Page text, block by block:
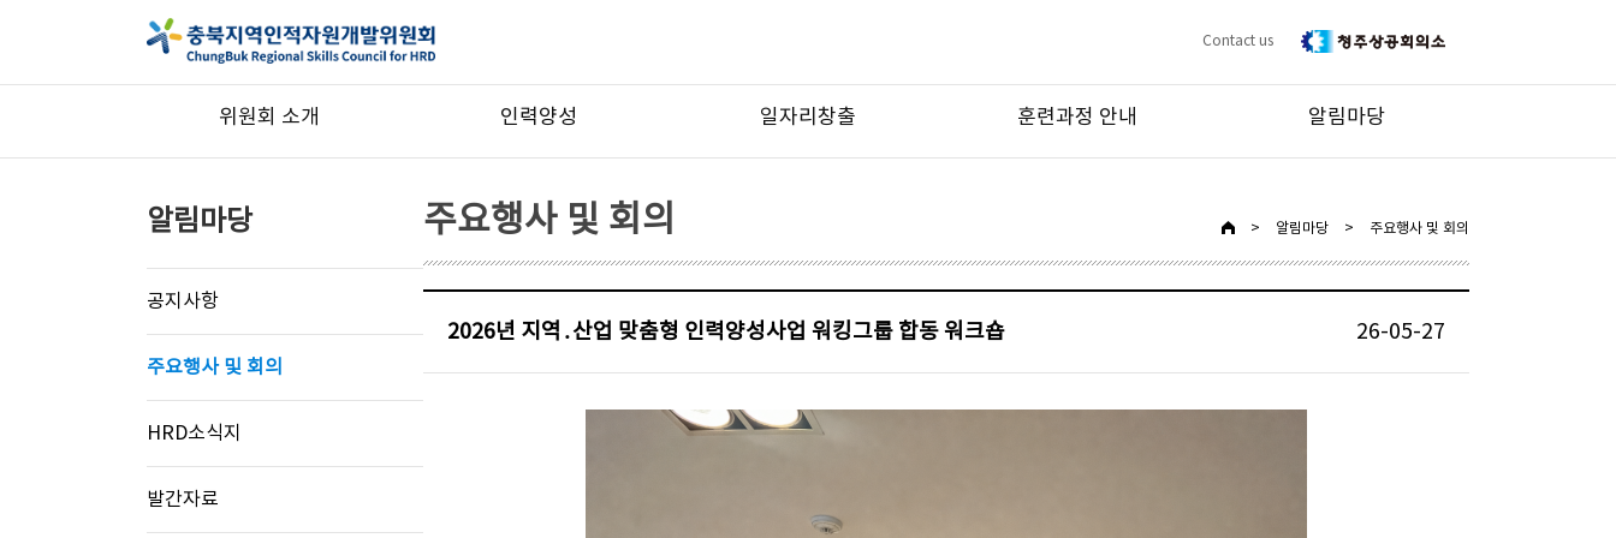
Contact us
위원회 소개 인력양성 일자리창출 훈련과정 안내 알림마당
알림마당
공지사항
주요행사 및 회의
HRD소식지
발간자료
주요행사 및 회의 > 알림마당 > 주요행사 및 회의
2026년 지역․산업 맞춤형 인력양성사업 워킹그룹 합동 워크숍 26-05-27